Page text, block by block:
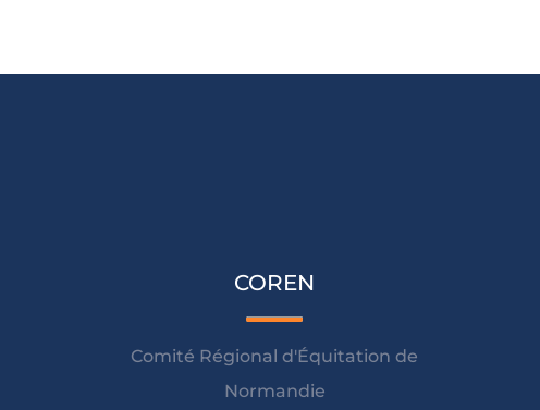
COREN
Comité Régional d'Équitation de
Normandie